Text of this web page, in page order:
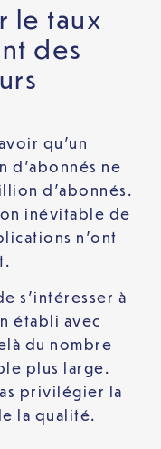
le taux
des
qu’un
d’abonnés ne
d’abonnés.
inévitable de
n’ont
s’intéresser à
établi avec
du nombre
plus large.
privilégier la
la qualité.